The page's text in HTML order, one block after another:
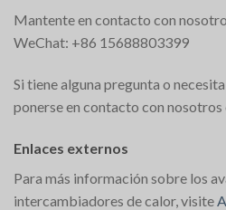
Mantente en contacto con
WeChat: +86 15688803399
Si tiene alguna pregunta o
ponerse en contacto con nosotros
Enlaces externos
Para más información sobre los
intercambiadores de calor, visite